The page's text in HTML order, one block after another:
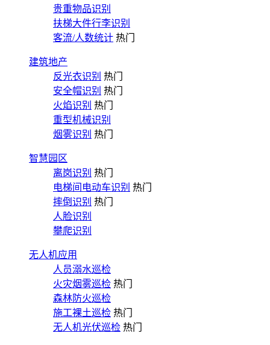
贵重物品识别
扶梯大件行李识别
客流/人数统计 热门
建筑地产
反光衣识别 热门
安全帽识别 热门
火焰识别 热门
重型机械识别
烟雾识别 热门
智慧园区
离岗识别 热门
电梯间电动车识别 热门
摔倒识别 热门
人脸识别
攀爬识别
无人机应用
人员溺水巡检
火灾烟雾巡检 热门
森林防火巡检
施工裸土巡检 热门
无人机光伏巡检 热门